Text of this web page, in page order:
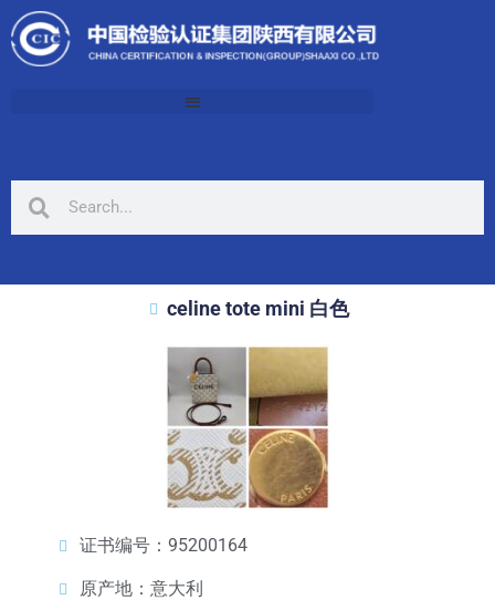
celine tote mini 白色
证书编号：95200164
原产地：意大利